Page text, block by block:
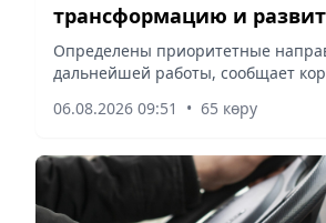
трансформацию и
Определены приоритетные
дальнейшей работы, сообщает
06.08.2026 09:51 • 65 көру